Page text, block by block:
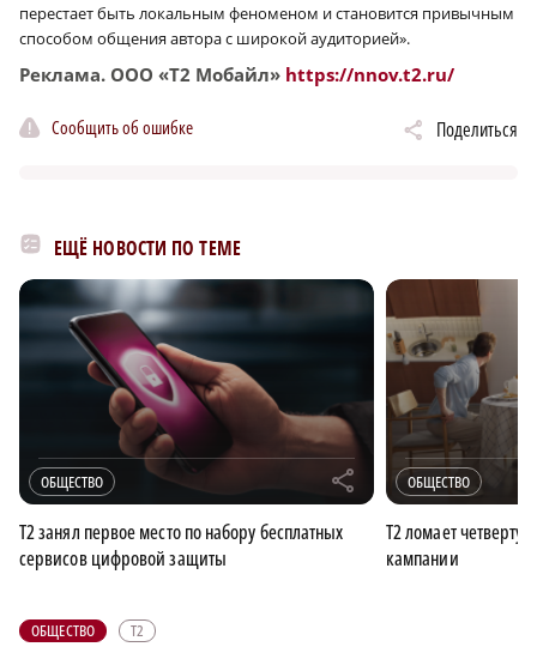
перестает быть локальным феноменом и становится привычным
способом общения автора с широкой аудиторией».
Реклама. ООО «Т2 Мобайл» https://nnov.t2.ru/
Сообщить об ошибке Поделиться
ЕЩЁ НОВОСТИ ПО ТЕМЕ
ОБЩЕСТВО r
Т2 занял первое место по набору бесплатных
сервисов цифровой защиты
ОБЩЕСТВО
Т2 ломает
кампании
ОБЩЕСТВО Т2